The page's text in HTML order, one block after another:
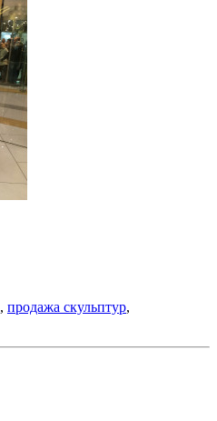
, продажа скульптур,